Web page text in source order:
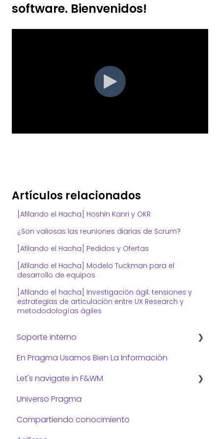
software. Bienvenidos!
Artículos relacionados
[Afilando el Hacha] Hoshin Kanri y OKR
¿Son valiosas las reuniones diarias de Scrum?
[Afilando el Hacha] Pedidos y Ofertas
[Afilando el Hacha] Modelo Tuckman para el
desarrollo de equipos
[Afilando el hacha] Investigación ágil: tensiones y
estrategias de articulación entre UX Research y
metododologías ágiles
Soporte interno
Consejos de TI
En Pragma Usamos Bien La Información
Let's navigate in F&WM
Preguntas frecuentes:
Gestión administrativa
Universo Pragma
Compartiendo conocimiento